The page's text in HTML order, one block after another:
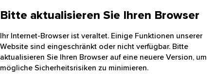
Bitte aktualisieren Sie Ihren Browser
Ihr Internet-Browser ist veraltet. Einige Funktionen unserer
Website sind eingeschränkt oder nicht verfügbar. Bitte
aktualisieren Sie Ihren Browser auf eine neuere Version, um
mögliche Sicherheitsrisiken zu minimieren.